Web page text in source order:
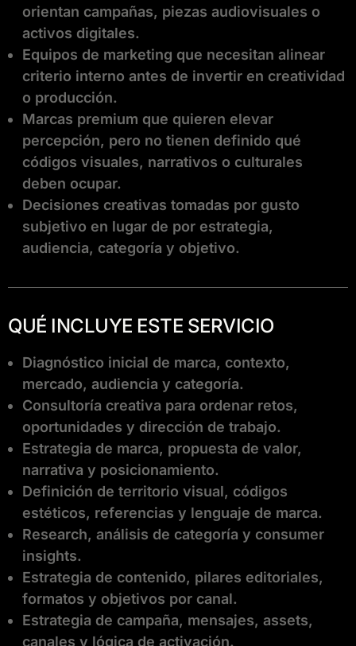
orientan campañas, piezas audiovisuales o
activos digitales.
Equipos de marketing que necesitan alinear
criterio interno antes de invertir en creatividad
o producción.
Marcas premium que quieren elevar
percepción, pero no tienen definido qué
códigos visuales, narrativos o culturales
deben ocupar.
Decisiones creativas tomadas por gusto
subjetivo en lugar de por estrategia,
audiencia, categoría y objetivo.
QUÉ INCLUYE ESTE SERVICIO
Diagnóstico inicial de marca, contexto,
mercado, audiencia y categoría.
Consultoría creativa para ordenar retos,
oportunidades y dirección de trabajo.
Estrategia de marca, propuesta de valor,
narrativa y posicionamiento.
Definición de territorio visual, códigos
estéticos, referencias y lenguaje de marca.
Research, análisis de categoría y consumer
insights.
Estrategia de contenido, pilares editoriales,
formatos y objetivos por canal.
Estrategia de campaña, mensajes, assets,
canales y lógica de activación.